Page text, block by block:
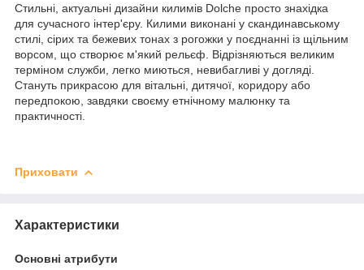
Стильні, актуальні дизайни килимів Dolche просто знахідка
для сучасного інтер'єру. Килими виконані у скандинавському
стилі, сірих та бежевих тонах з рогожки у поєднанні із щільним
ворсом, що створює м'який рельєф. Відрізняються великим
терміном служби, легко миються, невибагливі у догляді.
Стануть прикрасою для вітальні, дитячої, коридору або
передпокою, завдяки своєму етнічному малюнку та
практичності.
Приховати
Характеристики
Основні атрибути